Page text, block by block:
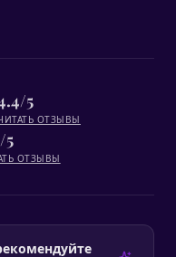
5
ОТЗЫВЫ
5
ОТЗЫВЫ